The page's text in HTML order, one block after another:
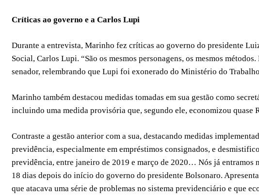
Críticas ao governo e a Carlos Lupi
Durante a entrevista, Marinho fez críticas ao governo do presidente
Social, Carlos Lupi. “São os mesmos personagens, os mesmos
senador, relembrando que Lupi foi exonerado do Ministério do
Marinho também destacou medidas tomadas em sua gestão como
incluindo uma medida provisória que, segundo ele, economizou quase
Contraste a gestão anterior com a sua, destacando medidas
previdência, especialmente em empréstimos consignados, e
previdência, entre janeiro de 2019 e março de 2020… Nós já entramos
18 dias depois do início do governo do presidente Bolsonaro.
que atacava uma série de problemas no sistema previdenciário e que